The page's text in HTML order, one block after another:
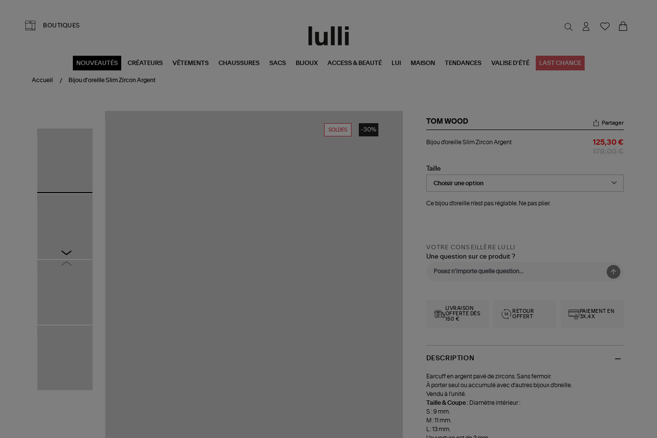
BOUTIQUES
NOUVEAUTÉS CRÉATEURS VÊTEMENTS CHAUSSURES SACS BIJOUX ACCESS & BEAUTÉ LUI MAISON TENDANCES VALISE D'ÉTÉ LAST CHANCE
Accueil Bijou d'oreille Slim Zircon Argent
SOLDES -30%
TOM WOOD
d'oreille
Argent
Partager
Bijou d'oreille Slim Zircon Argent 125,30 €
Taille
Ce bijou d'oreille n'est pas réglable. Ne pas plier.
VOTRE CONSEILLÈRE LULLI
Une question sur ce produit ?
LIVRAISON
OFFERTE DÈS
150 €
RETOUR
OFFERT
PAIEMENT EN
3X,4X
DESCRIPTION
Earcuff en argent pavé de zircons. Sans fermoir.
À porter seul ou accumulé avec d'autres bijoux d'oreille.
Vendu à l'unité.
Taille & Coupe : Diamètre intérieur :
S : 9 mm.
M : 11 mm.
L : 13 mm.